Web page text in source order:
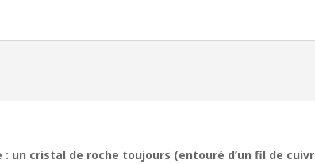
un cristal de roche toujours (entouré d’un fil de